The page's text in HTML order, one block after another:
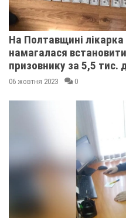
На Полтавщині лікарка
намагалася встановити
призовнику за 5,5 тис.
06 жовтня 2023 0